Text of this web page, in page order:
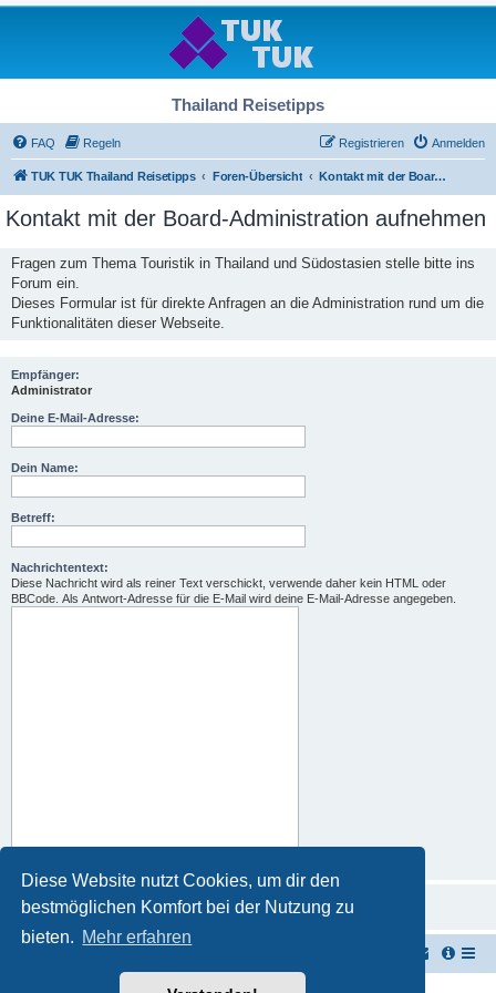
Diese Website nutzt Cookies, um dir den
bestmöglichen Komfort bei der Nutzung zu
bieten. Mehr erfahren
Thailand Reisetipps
FAQ Regeln Anmelden
Registrieren
TUK TUK Thailand Reisetipps Foren-Übersicht Kontakt mit der Board-Administration aufnehmen
Kontakt mit der Board-Administration aufnehmen
Fragen zum Thema Touristik in Thailand und Südostasien stelle bitte ins
Forum ein.
Dieses Formular ist für direkte Anfragen an die Administration rund um die
Funktionalitäten dieser Webseite.
Empfänger:
Administrator
Deine E-Mail-Adresse:
Dein Name:
Betreff:
Nachrichtentext:
Diese Nachricht wird als reiner Text verschickt, verwende daher kein HTML oder
BBCode. Als Antwort-Adresse für die E-Mail wird deine E-Mail-Adresse angegeben.